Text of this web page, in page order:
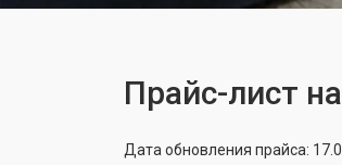
Прайс-лист
Дата обновления прайса: